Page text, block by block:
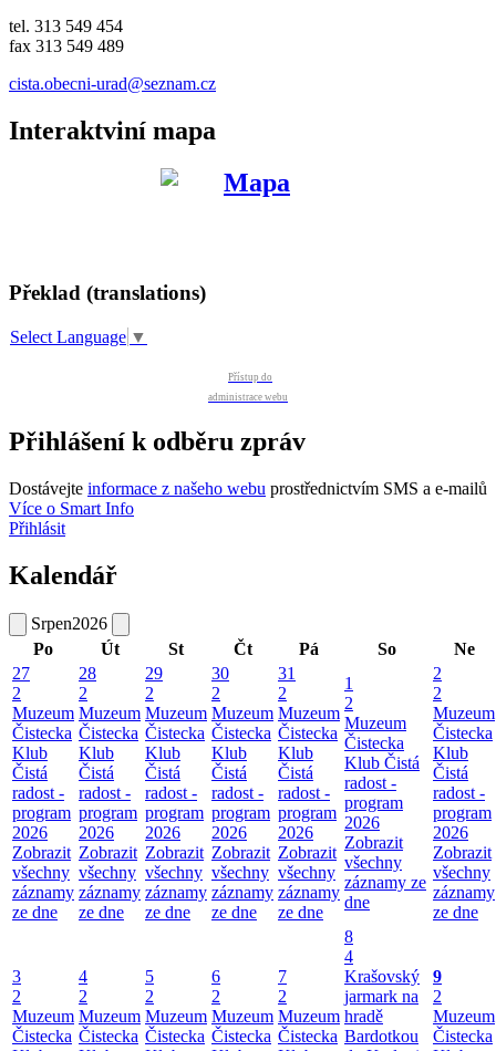
tel. 313 549 454
fax 313 549 489
cista.obecni-urad@seznam.cz
Interaktviní mapa
Překlad (translations)
Select Language ▼
Přístup do
administrace webu
Přihlášení k odběru zpráv
Dostávejte informace z našeho webu prostřednictvím SMS a e-mailů
Více o Smart Info
Přihlásit
Kalendář
Srpen2026
Po
Út St Čt Pá So
Ne
27
2
Muzeum
Čistecka
Klub
Čistá
radost -
program
2026
Zobrazit
všechny
záznamy
ze dne
28
2
Muzeum
Čistecka
Klub
Čistá
radost -
program
2026
Zobrazit
všechny
záznamy
ze dne
29
2
Muzeum
Čistecka
Klub
Čistá
radost -
program
2026
Zobrazit
všechny
záznamy
ze dne
30
2
Muzeum
Čistecka
Klub
Čistá
radost -
program
2026
Zobrazit
všechny
záznamy
ze dne
31
2
Muzeum
Čistecka
Klub
Čistá
radost -
program
2026
Zobrazit
všechny
záznamy
ze dne
1
2
Muzeum
Čistecka
Klub Čistá
radost -
program
2026
Zobrazit
všechny
záznamy ze
dne
2
2
Muzeum
Čistecka
Klub
Čistá
radost -
program
2026
Zobrazit
všechny
záznamy
ze dne
3
2
Muzeum
Čistecka
4
2
Muzeum
Čistecka
5
2
Muzeum
Čistecka
6
2
Muzeum
Čistecka
7
2
Muzeum
Čistecka
8
4
Krašovský
jarmark na
hradě
Bardotkou
9
2
Muzeum
Čistecka